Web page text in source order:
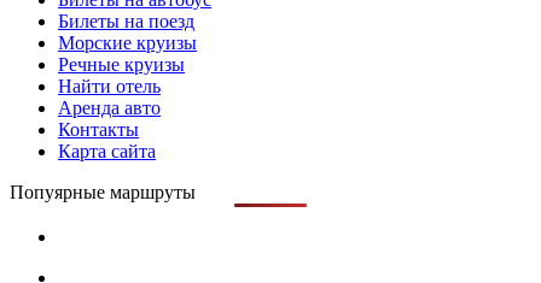
Билеты на поезд
Морские круизы
Речные круизы
Найти отель
Аренда авто
Контакты
Карта сайта
Попуярные маршруты